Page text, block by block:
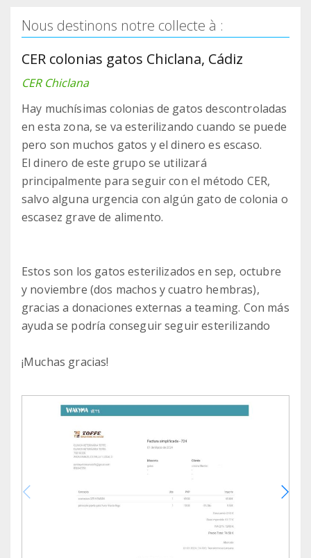
Nous destinons notre collecte à :
CER colonias gatos Chiclana, Cádiz
CER Chiclana
Hay muchísimas colonias de gatos descontroladas
en esta zona, se va esterilizando cuando se puede
pero son muchos gatos y el dinero es escaso.
El dinero de este grupo se utilizará
principalmente para seguir con el método CER,
salvo alguna urgencia con algún gato de colonia o
escasez grave de alimento.
Estos son los gatos esterilizados en sep, octubre
y noviembre (dos machos y cuatro hembras),
gracias a donaciones externas a teaming. Con más
ayuda se podría conseguir seguir esterilizando
¡Muchas gracias!